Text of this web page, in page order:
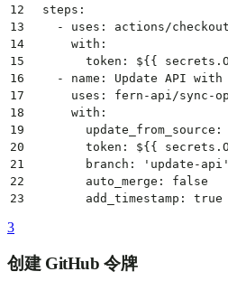
12
  steps:
13
- uses: actions/
14
      with:
15
token: ${{
16
- name: Update API with
17
uses: fern-api/sync-
18
      with:
19
update_from_source:
20
token: ${{
21
        branch: 'update-api'
22
        auto_merge: false
23
        add_timestamp: true
3
创建 GitHub 令牌